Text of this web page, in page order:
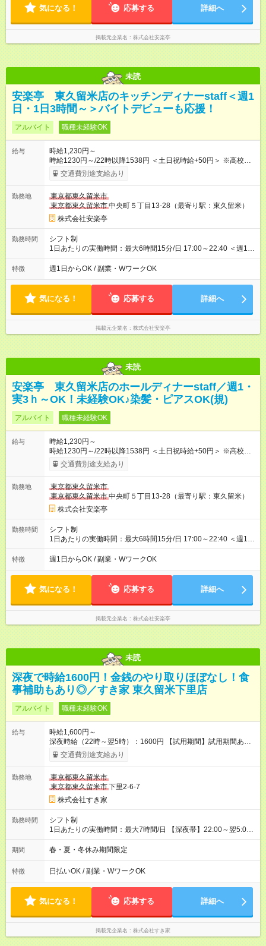
気になる！ 応募する 詳細へ
掲載元企業名 株式会社安楽亭
未読
安楽亭 東久留米店のキッチンディナーstaff＜週1
日・1日3時間～＞バイトデビューも応援！
アルバイト 職種未経験OK
給与
時給1,230円～
時給1230円～/22時以降1538円 ＜土日祝時給+50円＞ ※高校生
時給1230円 【試用期間】試用期間あり 試用期間の長さ：12ヶ
月 雇用形態、給与は本採用時と同じです。 ※最大12ヶ月の間
交通費別途支給あり
勤務地
東京都東久留米市
東京都東久留米市中央町５丁目13-28（最寄り駅：東久留米）
株式会社安楽亭
勤務時間
シフト制
1日あたりの実働時間：最大6時間15分/日 17:00～22:40 ＜週1日
～/短時間OK！＞ ※18歳未満・高校生は21:30までの勤務 ・シフ
トは自己申告制だから私生活優先でOK◎ ・週1日もあれば週5日
して短時間」など希望に合わせて働けます！
特徴 週1日からOK / 副業・WワークOK
気になる！ 応募する 詳細へ
掲載元企業名 株式会社安楽亭
未読
安楽亭 東久留米店のホールディナーstaff／週1・
実3ｈ～OK！未経験OK♪染髪・ピアスOK(規)
アルバイト 職種未経験OK
給与
時給1,230円～
時給1230円～/22時以降1538円 ＜土日祝時給+50円＞ ※高校生
時給1230円 【試用期間】試用期間あり 試用期間の長さ：12ヶ
月 雇用形態、給与は本採用時と同じです。 ※最大12ヶ月の間
交通費別途支給あり
勤務地
東京都東久留米市
東京都東久留米市中央町５丁目13-28（最寄り駅：東久留米）
株式会社安楽亭
勤務時間
シフト制
1日あたりの実働時間：最大6時間15分/日 17:00～22:40 ＜週1日
～/短時間OK！＞ ※18歳未満・高校生は21:30までの勤務 ・シフ
トは自己申告制だから私生活優先でOK◎ ・週1日もあれば週5日
して短時間」など希望に合わせて働けます！
特徴 週1日からOK / 副業・WワークOK
気になる！ 応募する 詳細へ
掲載元企業名 株式会社安楽亭
未読
深夜で時給1600円！金銭のやり取りほぼなし！食
事補助もあり◎／すき家 東久留米下里店
アルバイト 職種未経験OK
給与
時給1,600円～
深夜時給（22時～翌5時）：1600円 【試用期間】試用期間あり
試用期間の長さ：1ヶ月 雇用形態、給与は本採用時と同じです。
試用期間の実態は30日（※条件変更なし）ですが、切り上げで
同時給）
交通費別途支給あり
勤務地
東京都東久留米市
東京都東久留米市下里2-6-7
株式会社すき家
勤務時間
シフト制
1日あたりの実働時間：最大7時間/日 【深夜帯】22:00～翌5:00
週2日～・1日2h～OK◎ ※22:00から翌5:00までは18歳以上の方
のみ勤務可能です（18歳未満の深夜業務禁止のため） ★深夜で
す。 必ず、2名以上での勤務を行いますので、安心して働けま
す。
期間 春・夏・冬休み期間限定
特徴 日払いOK / 副業・WワークOK
気になる！ 応募する 詳細へ
掲載元企業名 株式会社すき家